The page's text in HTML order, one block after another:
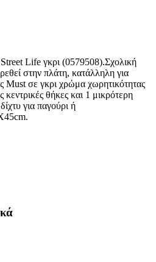
Life γκρι (0579508).Σχολική
στην πλάτη, κατάλληλη για
Must σε γκρι χρώμα χωρητικότητας
κεντρικές θήκες και 1 μικρότερη
για παγούρι ή